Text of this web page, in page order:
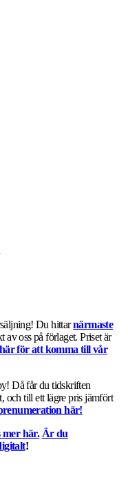
Du hittarnärmaste
av oss på förlaget. Priset är
för att komma till vår
Då får du tidskriften
och till ett lägre pris jämfört
här!
mer här. Är du
!